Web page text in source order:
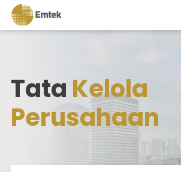
Tata Kelola
Perusahaan